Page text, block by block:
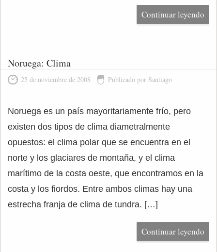
Continuar leyendo
Noruega: Clima
25 de noviembre de 2008 Publicado por Santiago
Noruega es un país mayoritariamente frío, pero
existen dos tipos de clima diametralmente
opuestos: el clima polar que se encuentra en el
norte y los glaciares de montaña, y el clima
marítimo de la costa oeste, que encontramos en la
costa y los fiordos. Entre ambos climas hay una
estrecha franja de clima de tundra. […]
Continuar leyendo